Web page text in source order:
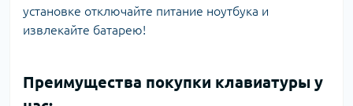
установке отключайте питание ноутбука и
извлекайте батарею!
Преимущества покупки клавиатуры у